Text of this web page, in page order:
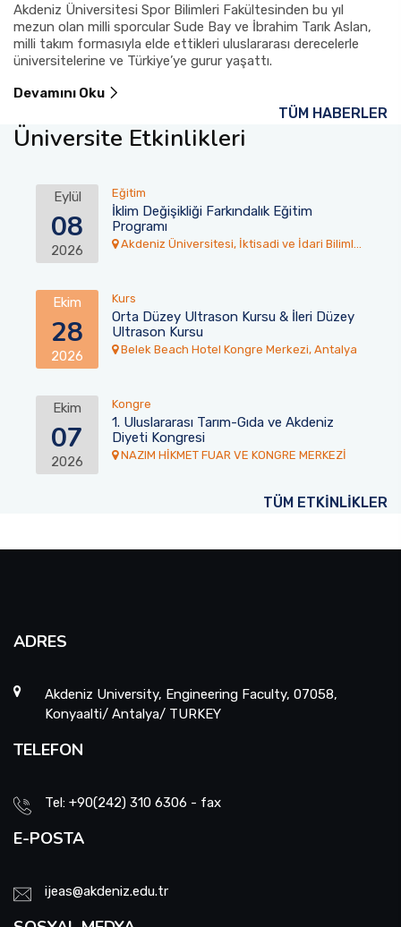
Akdeniz Üniversitesi Spor Bilimleri Fakültesinden bu yıl
mezun olan milli sporcular Sude Bay ve İbrahim Tarık Aslan,
milli takım formasıyla elde ettikleri uluslararası derecelerle
üniversitelerine ve Türkiye’ye gurur yaşattı.
Devamını Oku
TÜM HABERLER
Üniversite Etkinlikleri
Eylül
08
2026
Eğitim
İklim Değişikliği Farkındalık Eğitim
Programı
Akdeniz Üniversitesi, İktisadi ve İdari Bilimler
Ekim
28
2026
Kurs
Orta Düzey Ultrason Kursu & İleri Düzey
Ultrason Kursu
Belek Beach Hotel Kongre Merkezi, Antalya
Ekim
07
2026
Kongre
1. Uluslararası Tarım-Gıda ve Akdeniz
Diyeti Kongresi
NAZIM HİKMET FUAR VE KONGRE MERKEZİ
TÜM ETKİNLİKLER
ADRES
Akdeniz University, Engineering Faculty, 07058,
Konyaalti/ Antalya/ TURKEY
TELEFON
Tel: +90(242) 310 6306 - fax
E-POSTA
ijeas@akdeniz.edu.tr